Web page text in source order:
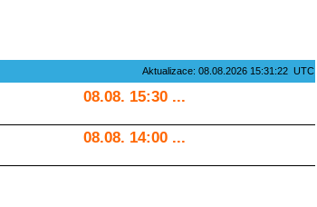
Aktualizace: 08.08.2026 15:31:22 UTC
08.08. 15:30 ...
08.08. 14:00 ...